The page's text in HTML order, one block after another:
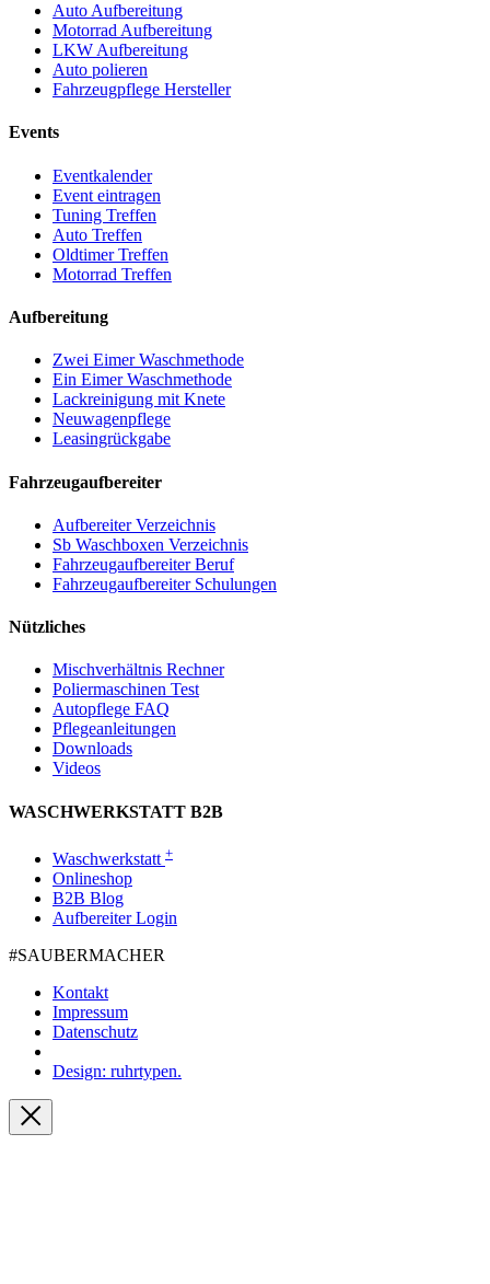
Auto Aufbereitung
Motorrad Aufbereitung
LKW Aufbereitung
Auto polieren
Fahrzeugpflege Hersteller
Events
Eventkalender
Event eintragen
Tuning Treffen
Auto Treffen
Oldtimer Treffen
Motorrad Treffen
Aufbereitung
Zwei Eimer Waschmethode
Ein Eimer Waschmethode
Lackreinigung mit Knete
Neuwagenpflege
Leasingrückgabe
Fahrzeugaufbereiter
Aufbereiter Verzeichnis
Sb Waschboxen Verzeichnis
Fahrzeugaufbereiter Beruf
Fahrzeugaufbereiter Schulungen
Nützliches
Mischverhältnis Rechner
Poliermaschinen Test
Autopflege FAQ
Pflegeanleitungen
Downloads
Videos
WASCHWERKSTATT B2B
Waschwerkstatt +
Onlineshop
B2B Blog
Aufbereiter Login
#SAUBER­MACHER
Kontakt
Impressum
Datenschutz
Design: ruhrtypen.